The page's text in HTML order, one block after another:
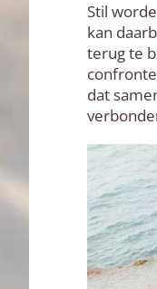
Stil
kan
terug te
dat